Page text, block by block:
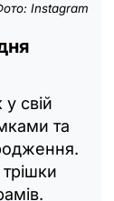
Instagram
свій
та